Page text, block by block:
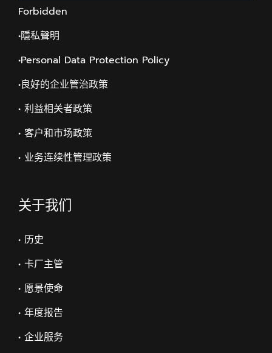
Forbidden
•隱私聲明
•Personal Data Protection Policy
•良好的企业管治政策
• 利益相关者政策
• 客户和市场政策
• 业务连续性管理政策
关于我们
• 历史
• 卡厂主管
• 愿景使命
• 年度报告
• 企业服务